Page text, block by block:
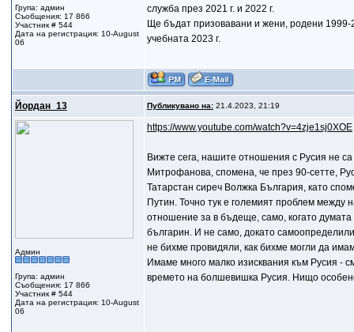
Група: админ
Съобщения: 17 866
Участник # 544
Дата на регистрация: 10-August
06
служба през 2021 г. и 2022 г.
Ще бъдат призовавани и жени, родени 1999-
учебната 2023 г.
Йордан_13 Публикувано на:21.4.2023, 21:19
Админ
Група: админ
Съобщения: 17 866
Участник # 544
Дата на регистрация: 10-August
06
https://www.youtube.com/watch?v=4zje1sj0XOE
Вижте сега, нашите отношения с Русия не са
Митрофанова, спомена, че през 90-сетте,
Татарстан сиреч Волжка България, като
Путин. Точно тук е големият проблем
отношение за в бъдеще, само, когато
българин. И не само, докато
не бихме провидяли, как бихме могли да
Имаме много малко изисквания към Русия -
времето на болшевишка Русия. Нищо